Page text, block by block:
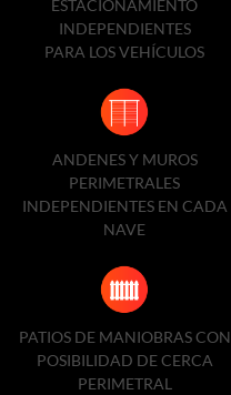
ESTACIONAMIENTO
INDEPENDIENTES
PARA LOS VEHÍCULOS
ANDENES Y MUROS
PERIMETRALES
INDEPENDIENTES EN CADA
NAVE
PATIOS DE MANIOBRAS CON
POSIBILIDAD DE CERCA
PERIMETRAL